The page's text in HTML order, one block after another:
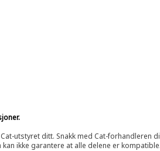
utstyret ditt. Snakk med Cat-forhandleren
ikke garantere at alle delene er kompatible.